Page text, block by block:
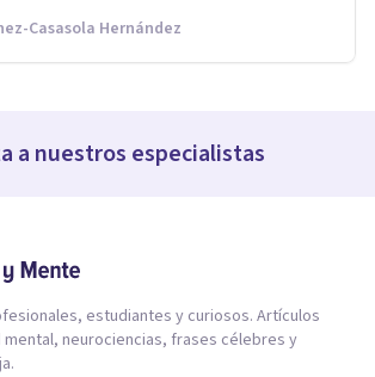
Casasola Hernández
a nuestros especialistas
estudiantes y curiosos. Artículos
neurociencias, frases célebres y